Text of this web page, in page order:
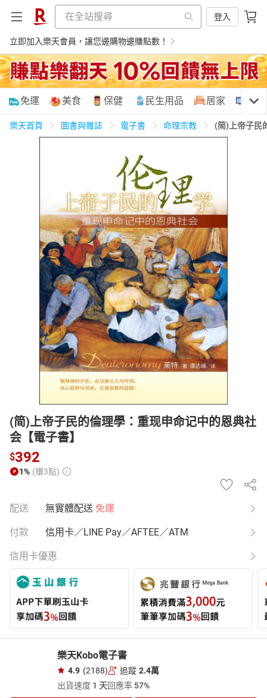
登入
立即加入樂天會員，讓您邊購物邊賺點數！
購物網分類
3C家電 運動休閒 親子玩具
女裝 男裝 化妝保養 情趣用品
日本購物 電子/紙本書
HOT
免運 美食 保健 民生用品 居家 3C
樂天首頁 圖書與雜誌 電子書 命理宗教 (简)上帝子民
(简)上帝子民的倫理學：重现申命记中的恩典社
会【電子書】
$392
1% (賺3點)
配送 無實體配送 免運
付款 信用卡／LINE Pay／AFTEE／ATM
信用卡優惠
樂天Kobo電子書
4.9 (2188) 追蹤 2.4萬
出貨速度 1 天回應率57%